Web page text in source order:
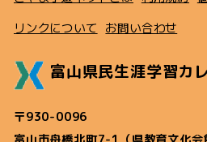
リンクについて お問い合わせ
富山県民生涯学習カ
〒930-0096